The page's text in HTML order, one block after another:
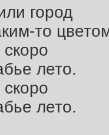
город
то
лето.
лето.